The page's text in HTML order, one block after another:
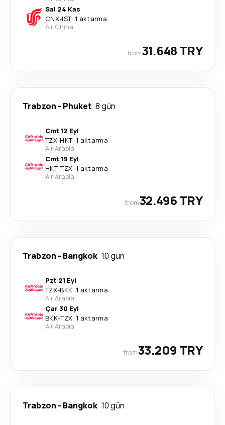
Sal 24 Kas
CNX-IST· 1 aktarma
Air China
from31.648 TRY
Trabzon - Phuket 8 gün
Cmt 12 Eyl
TZX-HKT· 1 aktarma
Air Arabia
Cmt 19 Eyl
HKT-TZX· 1 aktarma
Air Arabia
from32.496 TRY
Trabzon - Bangkok 10 gün
Pzt 21 Eyl
TZX-BKK· 1 aktarma
Air Arabia
Çar 30 Eyl
BKK-TZX· 1 aktarma
Air Arabia
from33.209 TRY
Trabzon - Bangkok 10 gün